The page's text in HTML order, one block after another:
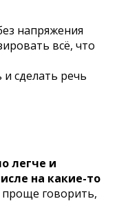
напряжения
всё, что
сделать речь
легче и
на какие-то
проще говорить,